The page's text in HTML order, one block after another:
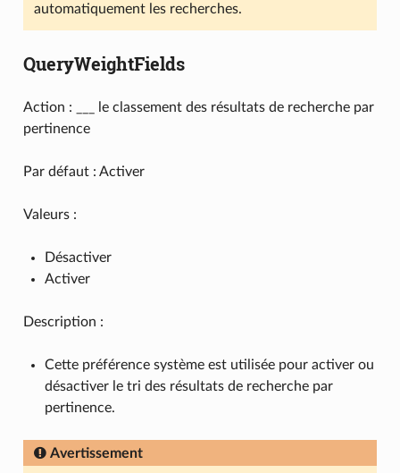
automatiquement les recherches.
QueryWeightFields
Action : ___ le classement des résultats de recherche par
pertinence
Par défaut : Activer
Valeurs :
Désactiver
Activer
Description :
Cette préférence système est utilisée pour activer ou
désactiver le tri des résultats de recherche par
pertinence.
Avertissement